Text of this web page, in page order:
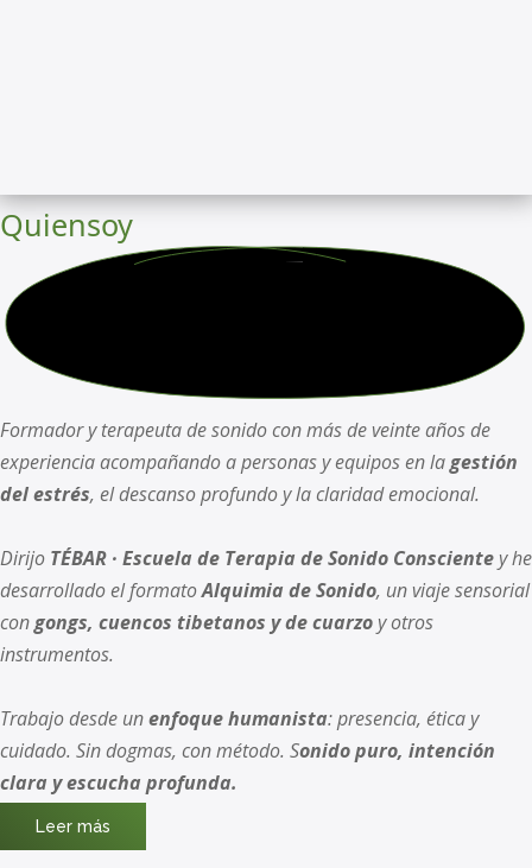
Quiensoy
Formador y terapeuta de sonido con más de veinte años de
experiencia acompañando a personas y equipos en lagestión
del estrés, el descanso profundo y la claridad emocional.
Dirijo TÉBAR · Escuela de Terapia de Sonido Conscientey he
desarrollado el formatoAlquimia de Sonido, un viaje sensorial
congongs, cuencos tibetanos y de cuarzoy otros
instrumentos.
Trabajo desde unenfoque humanista: presencia, ética y
cuidado. Sin dogmas, con método. Sonido puro, intención
clara y escucha profunda.
Leer más